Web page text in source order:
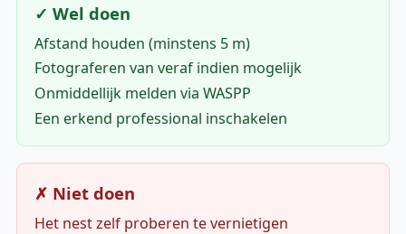
✓ Wel doen
Afstand houden (minstens 5 m)
Fotograferen van veraf indien mogelijk
Onmiddellijk melden via WASPP
Een erkend professional inschakelen
✗ Niet doen
Het nest zelf proberen te vernietigen